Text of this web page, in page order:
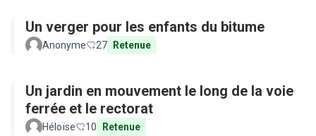
Un verger pour les enfants du bitume
Anonyme 27 Retenue
Un jardin en mouvement le long de la voie
ferrée et le rectorat
Héloïse 10 Retenue